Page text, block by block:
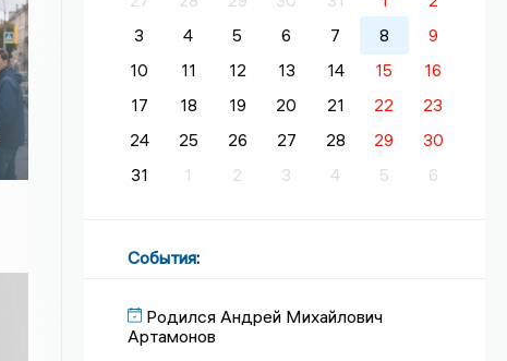
3
4 5 6 7 8
9
10
11 12 13 14 15
16
17
18 19 20 21 22
23
24
25 26 27 28 29
30
31
1 2 3 4 5 6
События:
Родился Андрей Михайлович
Артамонов